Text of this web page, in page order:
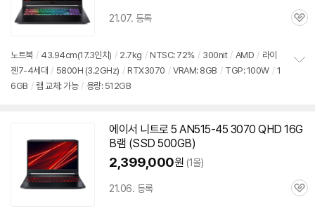
21.07. 등록
관
노트북 / 43.94cm(17.3인치) / 2.7kg / NTSC: 72% / 300nit / AMD / 라이
젠7-4세대 / 5800H (3.2GHz) / RTX3070 / VRAM: 8GB / TGP: 100W / 1
6GB / 램 교체: 가능 / 용량: 512GB
기
에이서 니트로 5 AN515-45 3070 QHD 16G
B램 (SSD 500GB)
2,399,000원 (1몰)
21.06. 등록
관